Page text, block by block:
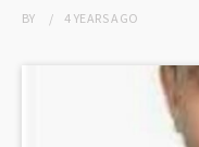
BY 4 YEARSAGO